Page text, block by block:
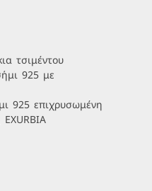
τσιμέντου
925 με
925 επιχρυσωμένη